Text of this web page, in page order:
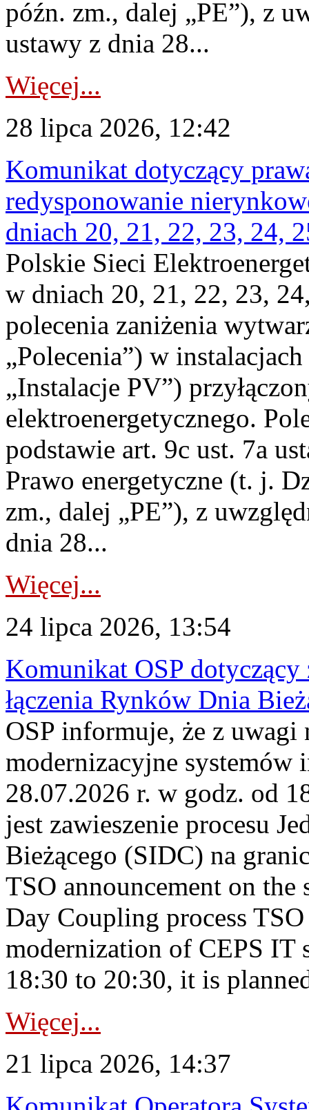
późn. zm., dalej „PE”), z
ustawy z dnia 28...
Więcej...
28 lipca 2026, 12:42
Komunikat dotyczący
redysponowanie
dniach 20, 21, 22, 23, 24,
Polskie Sieci
w dniach 20, 21, 22, 23,
polecenia zaniżenia
„Polecenia”) w
„Instalacje PV”)
elektroenergetycznego.
podstawie art. 9c ust. 7a
Prawo energetyczne (t. j.
zm., dalej „PE”), z
dnia 28...
Więcej...
24 lipca 2026, 13:54
Komunikat OSP dotyczący
łączenia Rynków Dnia
OSP informuje, że z uwagi
modernizacyjne
28.07.2026 r. w godz. od
jest zawieszenie procesu
Bieżącego (SIDC) na
TSO announcement on
Day Coupling process
modernization of CEPS IT
18:30 to 20:30, it is
Więcej...
21 lipca 2026, 14:37